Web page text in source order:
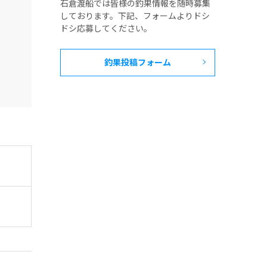
石倉渡船では皆様の釣果情報を随時募集
しております。下記、フォームよりドシ
ドシ応募してください。
釣果投稿フォーム